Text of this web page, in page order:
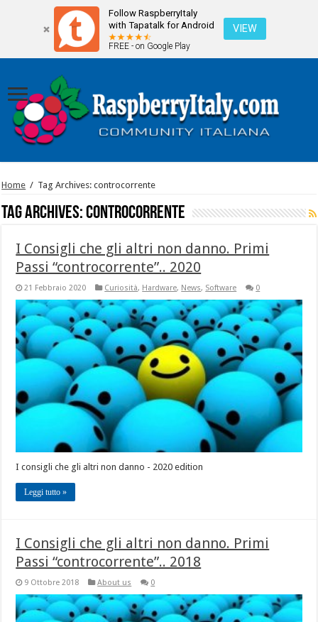
Follow RaspberryItaly
with Tapatalk for Android
FREE - on Google Play
VIEW
Home / Tag Archives: controcorrente
Tag Archives:controcorrente
I Consigli che gli altri non danno. Primi
Passi “controcorrente”.. 2020
21 Febbraio 2020 Curiosità, Hardware, News, Software 0
I consigli che gli altri non danno - 2020 edition
Leggi tutto »
I Consigli che gli altri non danno. Primi
Passi “controcorrente”.. 2018
9 Ottobre 2018 About us 0